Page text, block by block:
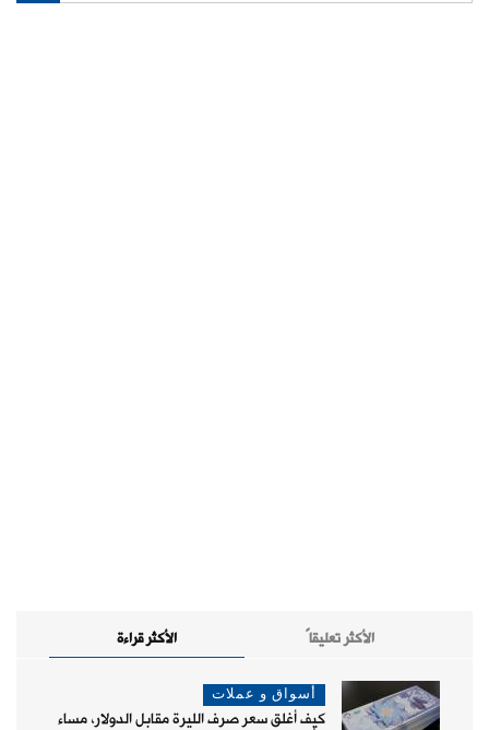
الأكثر قراءة الأكثر تعليقاً
أسواق و عملات
كيف أغلق سعر صرف الليرة مقابل الدولار، مساء